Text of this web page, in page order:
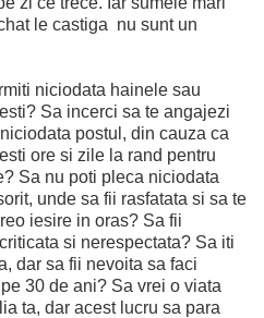
le castiga nu sunt un
niciodata hainele sau
Sa incerci sa te angajezi
postul, din cauza ca
ore si zile la rand pentru
Sa nu poti pleca niciodata
unde sa fii rasfatata si sa te
iesire in oras? Sa fii
si nerespectata? Sa iti
dar sa fii nevoita sa faci
30 de ani? Sa vrei o viata
ta, dar acest lucru sa para